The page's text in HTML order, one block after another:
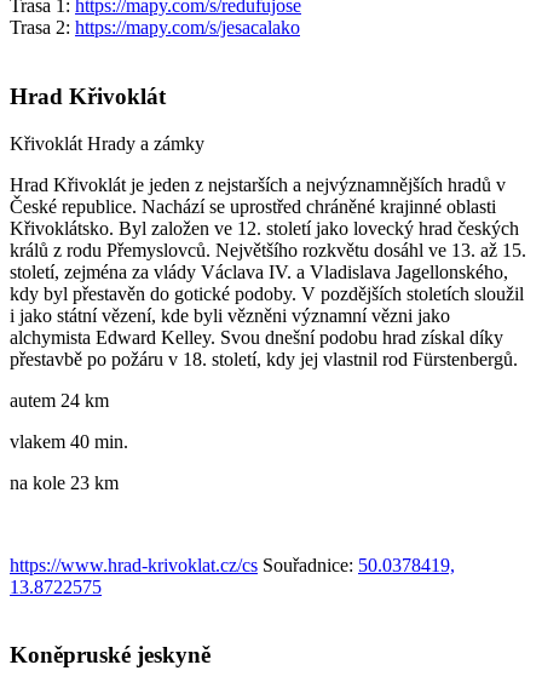
Trasa 1: https://mapy.com/s/redufujose
Trasa 2: https://mapy.com/s/jesacalako
Hrad Křivoklát
Křivoklát Hrady a zámky
Hrad Křivoklát je jeden z nejstarších a nejvýznamnějších hradů v
České republice. Nachází se uprostřed chráněné krajinné oblasti
Křivoklátsko. Byl založen ve 12. století jako lovecký hrad českých
králů z rodu Přemyslovců. Největšího rozkvětu dosáhl ve 13. až 15.
století, zejména za vlády Václava IV. a Vladislava Jagellonského,
kdy byl přestavěn do gotické podoby. V pozdějších stoletích sloužil
i jako státní vězení, kde byli vězněni významní vězni jako
alchymista Edward Kelley. Svou dnešní podobu hrad získal díky
přestavbě po požáru v 18. století, kdy jej vlastnil rod Fürstenbergů.
autem 24 km
vlakem 40 min.
na kole 23 km
https://www.hrad-krivoklat.cz/cs Souřadnice: 50.0378419,
13.8722575
Koněpruské jeskyně